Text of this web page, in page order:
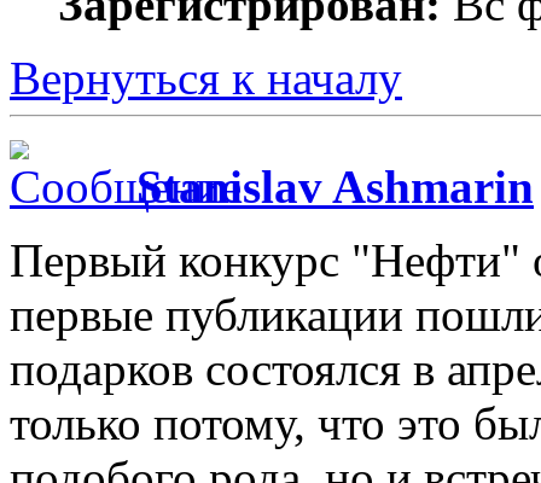
Вернуться к началу
Stanislav Ashmarin
Первый конкурс "Нефти"
первые публикации
подарков состоялся в
только потому, что это